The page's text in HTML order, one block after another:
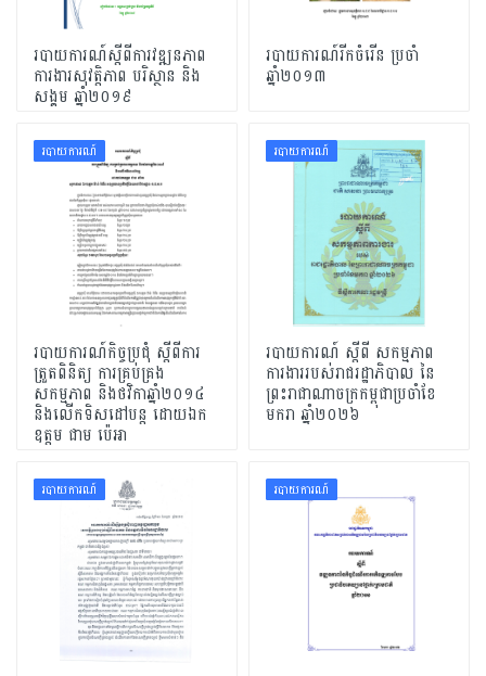
របាយការណ៍ស្តីពីការវឌ្ឍនភាព
ការងារសុវត្ដិភាព បរិស្ថាន និង
សង្គម ឆ្នាំ២០១៩
របាយការណ៍រីកចំរើន ប្រចាំ
ឆ្នាំ២០១៣
របាយការណ៍
របាយការណ៍កិច្ចប្រជុំ ស្តីពីការ
ត្រួតពិនិត្យ ការគ្រប់គ្រង
សកម្មភាព និងថវិកាឆ្នាំ២០១៤
និងលើកទិសដៅបន្ត ដោយឯក
ឧត្តម ជាម ប៉េអា
របាយការណ៍
របាយការណ៍ ស្ដីពី សកម្មភាព
ការងាររបស់រាជរដ្ឋាភិបាល នៃ
ព្រះរាជាណាចក្រកម្ពុជាប្រចាំខែ
មករា ឆ្នាំ២០២៦
របាយការណ៍ របាយការណ៍